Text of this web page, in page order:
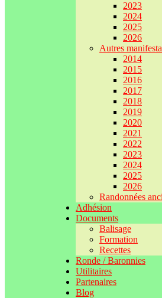
2023
2024
2025
2026
Autres
2014
2015
2016
2017
2018
2019
2020
2021
2022
2023
2024
2025
2026
Randonnées
Adhésion
Documents
Balisage
Formation
Recettes
Ronde / Baronnies
Utilitaires
Partenaires
Blog